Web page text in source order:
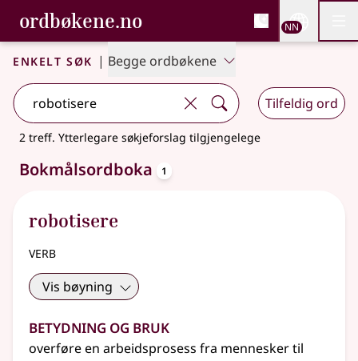
Gå til hovudinnhald
Tilgjenge
ordbøkene.no, Bokmålsordboka og
Bokmålsordboka og Nynorskordboka
NN
Enkelt søk | Begge ordbøkene
Tilfeldig ord
2 treff. Ytterlegare søkjeforslag tilgjengelege
Bokmålsordboka 1
robotisere
verb
Vis bøyning
Betydning og bruk
overføre en arbeidsprosess fra mennesker til